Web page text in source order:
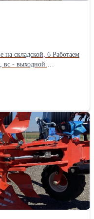
суббота. 🚩Цена
на складской, 6 Работаем
вс - выходной.
бы не потерять. Если
что товара нет в
стенками. 🚩
сварных швов и
и более. 🚩Ширина 4м.
с помощью
профильной
(двойная дуга). 🚩В
указана за каркас 3*4м
приобрести у нас
длины каркаса на
объявления, в
каркасы теплиц
в избранное, что бы не
с момента публикации